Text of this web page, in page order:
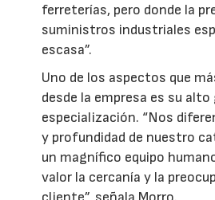
ferreterías, pero donde la
suministros industriales
escasa”.
Uno de los aspectos que
desde la empresa es su alto
especialización. “Nos
y profundidad de nuestro
un magnífico equipo
valor la cercanía y la